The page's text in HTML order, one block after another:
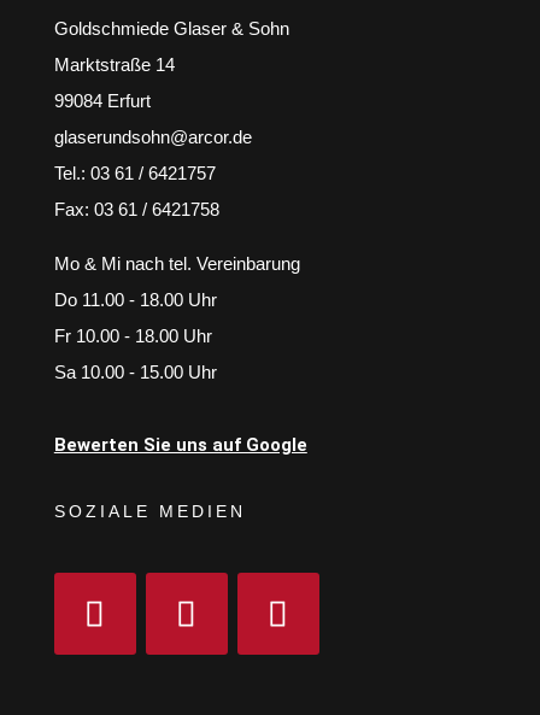
Goldschmiede Glaser & Sohn
Marktstraße 14
99084 Erfurt
glaserundsohn@arcor.de
Tel.: 03 61 / 6421757
Fax: 03 61 / 6421758
Mo & Mi nach tel. Vereinbarung
Do 11.00 - 18.00 Uhr
Fr 10.00 - 18.00 Uhr
Sa 10.00 - 15.00 Uhr
Bewerten Sie uns auf Google
SOZIALE MEDIEN